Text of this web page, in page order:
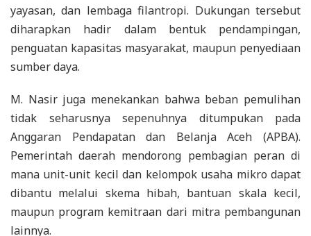
yayasan, dan lembaga filantropi. Dukungan tersebut
diharapkan hadir dalam bentuk pendampingan,
penguatan kapasitas masyarakat, maupun penyediaan
sumber daya.
M. Nasir juga menekankan bahwa beban pemulihan
tidak seharusnya sepenuhnya ditumpukan pada
Anggaran Pendapatan dan Belanja Aceh (APBA).
Pemerintah daerah mendorong pembagian peran di
mana unit-unit kecil dan kelompok usaha mikro dapat
dibantu melalui skema hibah, bantuan skala kecil,
maupun program kemitraan dari mitra pembangunan
lainnya.